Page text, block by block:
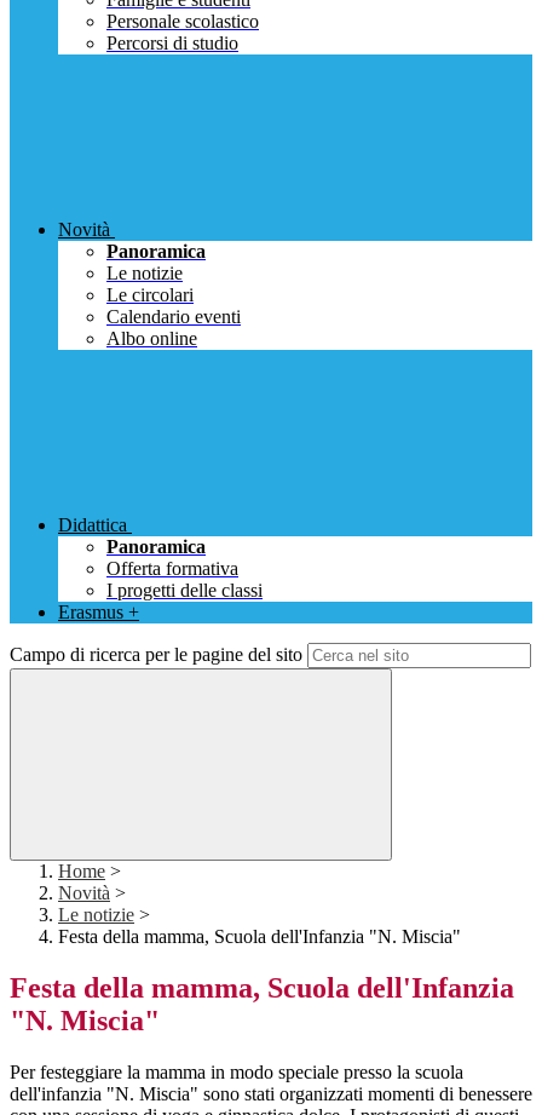
Personale scolastico
Percorsi di studio
Novità
Panoramica
Le notizie
Le circolari
Calendario eventi
Albo online
Didattica
Panoramica
Offerta formativa
I progetti delle classi
Erasmus +
Campo di ricerca per le pagine del sito
Home >
Novità >
Le notizie >
Festa della mamma, Scuola dell'Infanzia "N. Miscia"
Festa della mamma, Scuola dell'Infanzia
"N. Miscia"
Per festeggiare la mamma in modo speciale presso la scuola
dell'infanzia "N. Miscia" sono stati organizzati momenti di benessere